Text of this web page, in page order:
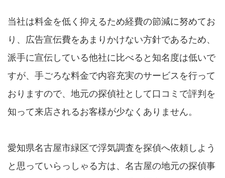
当社は料金を低く抑えるため経費の節減に努めてお
り、広告宣伝費をあまりかけない方針であるため、
派手に宣伝している他社に比べると知名度は低いで
すが、手ごろな料金で内容充実のサービスを行って
おりますので、地元の探偵社として口コミで評判を
知って来店されるお客様が少なくありません。
愛知県名古屋市緑区で浮気調査を探偵へ依頼しよう
と思っていらっしゃる方は、名古屋の地元の探偵事